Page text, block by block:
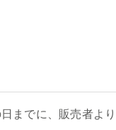
までに、販売者より